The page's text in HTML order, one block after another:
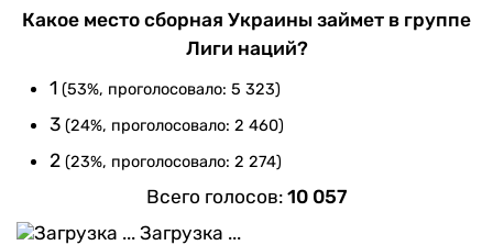
Какое место сборная Украины займет в группе
Лиги наций?
1 (53%, проголосовало: 5 323)
3 (24%, проголосовало: 2 460)
2 (23%, проголосовало: 2 274)
Всего голосов: 10 057
Загрузка ...